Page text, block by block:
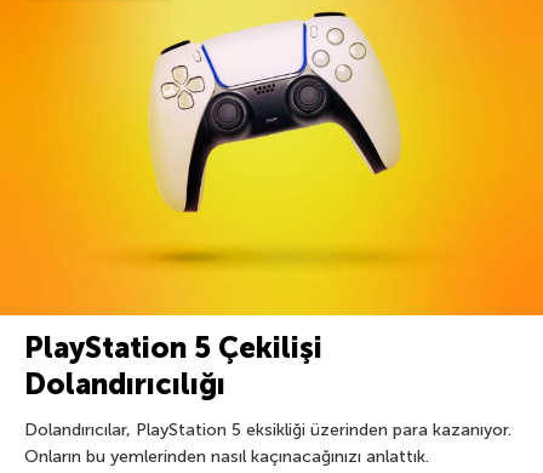
PlayStation 5 Çekilişi
Dolandırıcılığı
Dolandırıcılar, PlayStation 5 eksikliği üzerinden para kazanıyor.
Onların bu yemlerinden nasıl kaçınacağınızı anlattık.